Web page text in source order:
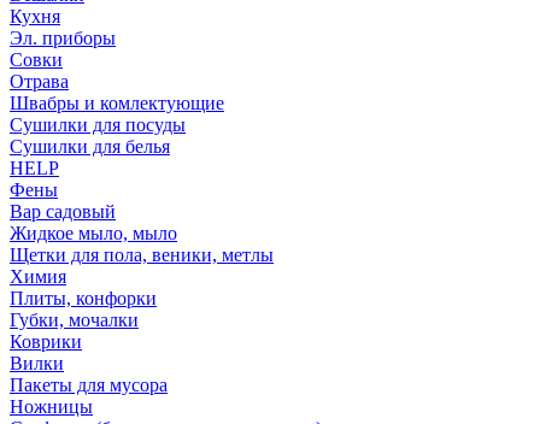
Кухня
Эл. приборы
Совки
Отрава
Швабры и комлектующие
Сушилки для посуды
Сушилки для белья
HELP
Фены
Вар садовый
Жидкое мыло, мыло
Щетки для пола, веники, метлы
Химия
Плиты, конфорки
Губки, мочалки
Коврики
Вилки
Пакеты для мусора
Ножницы